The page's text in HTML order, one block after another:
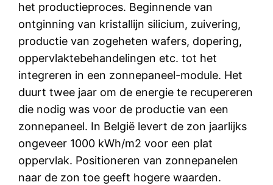
het productieproces. Beginnende van
ontginning van kristallijn silicium, zuivering,
productie van zogeheten wafers, dopering,
oppervlaktebehandelingen etc. tot het
integreren in een zonnepaneel-module. Het
duurt twee jaar om de energie te recupereren
die nodig was voor de productie van een
zonnepaneel. In België levert de zon jaarlijks
ongeveer 1000 kWh/m2 voor een plat
oppervlak. Positioneren van zonnepanelen
naar de zon toe geeft hogere waarden.